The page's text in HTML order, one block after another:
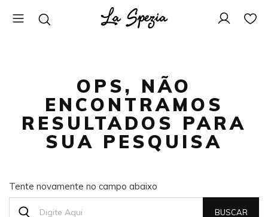
OPS, NÃO
ENCONTRAMOS
RESULTADOS PARA
SUA PESQUISA
Tente novamente no campo abaixo